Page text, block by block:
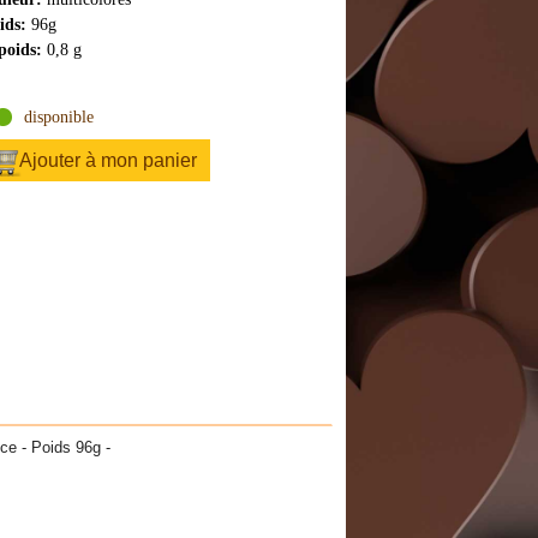
96g
0,8 g
disponible
Ajouter à mon panier
- Poids 96g -